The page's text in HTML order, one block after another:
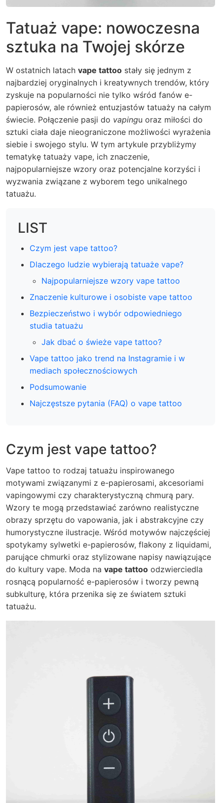
Tatuaż vape: nowoczesna
sztuka na Twojej skórze
W ostatnich latach vape tattoo stały się jednym z
najbardziej oryginalnych i kreatywnych trendów, który
zyskuje na popularności nie tylko wśród fanów e-
papierosów, ale również entuzjastów tatuaży na całym
świecie. Połączenie pasji do vapingu oraz miłości do
sztuki ciała daje nieograniczone możliwości wyrażenia
siebie i swojego stylu. W tym artykule przybliżymy
tematykę tatuaży vape, ich znaczenie,
najpopularniejsze wzory oraz potencjalne korzyści i
wyzwania związane z wyborem tego unikalnego
tatuażu.
LIST
Czym jest vape tattoo?
Dlaczego ludzie wybierają tatuaże vape?
Najpopularniejsze wzory vape tattoo
Znaczenie kulturowe i osobiste vape tattoo
Bezpieczeństwo i wybór odpowiedniego
studia tatuażu
Jak dbać o świeże vape tattoo?
Vape tattoo jako trend na Instagramie i w
mediach społecznościowych
Podsumowanie
Najczęstsze pytania (FAQ) o vape tattoo
Czym jest vape tattoo?
Vape tattoo to rodzaj tatuażu inspirowanego
motywami związanymi z e-papierosami, akcesoriami
vapingowymi czy charakterystyczną chmurą pary.
Wzory te mogą przedstawiać zarówno realistyczne
obrazy sprzętu do vapowania, jak i abstrakcyjne czy
humorystyczne ilustracje. Wśród motywów najczęściej
spotykamy sylwetki e-papierosów, flakony z liquidami,
parujące chmurki oraz stylizowane napisy nawiązujące
do kultury vape. Moda na vape tattoo odzwierciedla
rosnącą popularność e-papierosów i tworzy pewną
subkulturę, która przenika się ze światem sztuki
tatuażu.